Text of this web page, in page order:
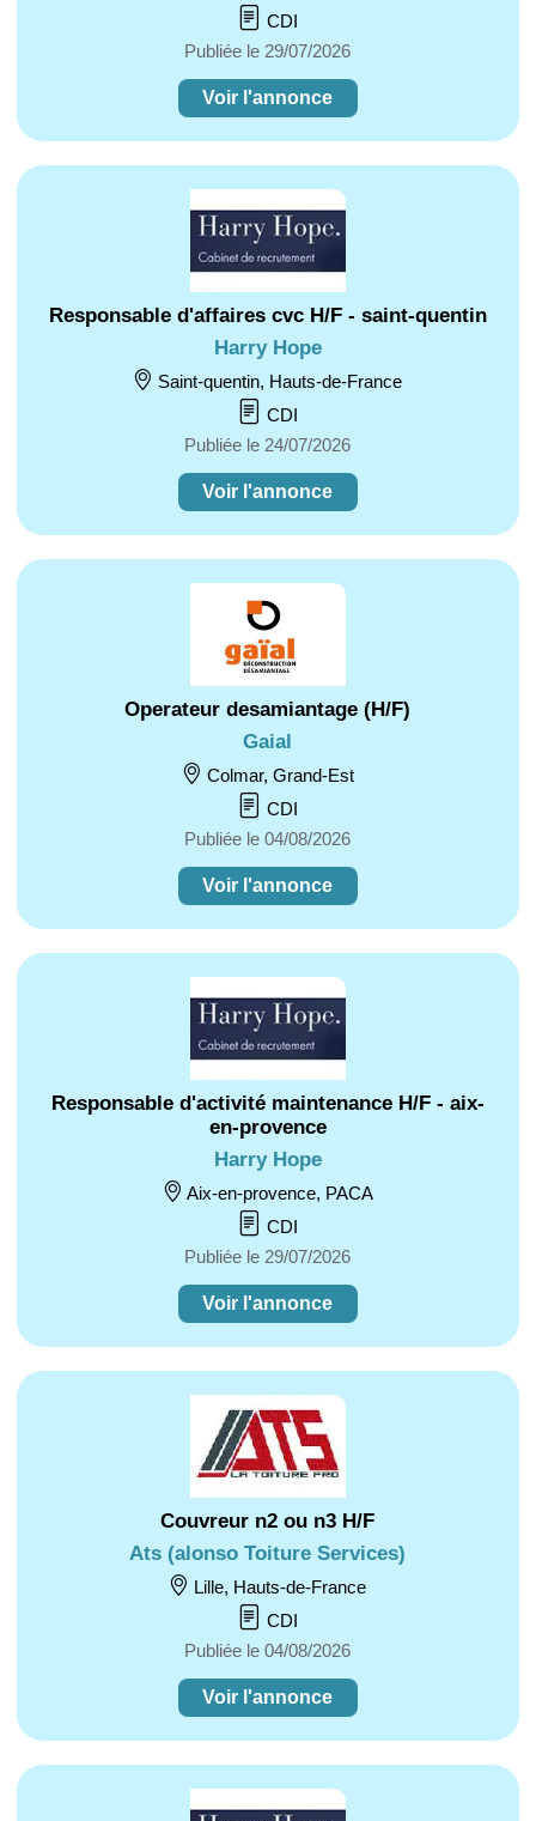
CDI
Publiée le 29/07/2026
Voir l'annonce
Responsable d'affaires cvc H/F - saint-quentin
Harry Hope
Saint-quentin, Hauts-de-France
CDI
Publiée le 24/07/2026
Voir l'annonce
Operateur desamiantage (H/F)
Gaial
Colmar, Grand-Est
CDI
Publiée le 04/08/2026
Voir l'annonce
Responsable d'activité maintenance H/F - aix-
en-provence
Harry Hope
Aix-en-provence, PACA
CDI
Publiée le 29/07/2026
Voir l'annonce
Couvreur n2 ou n3 H/F
Ats (alonso Toiture Services)
Lille, Hauts-de-France
CDI
Publiée le 04/08/2026
Voir l'annonce